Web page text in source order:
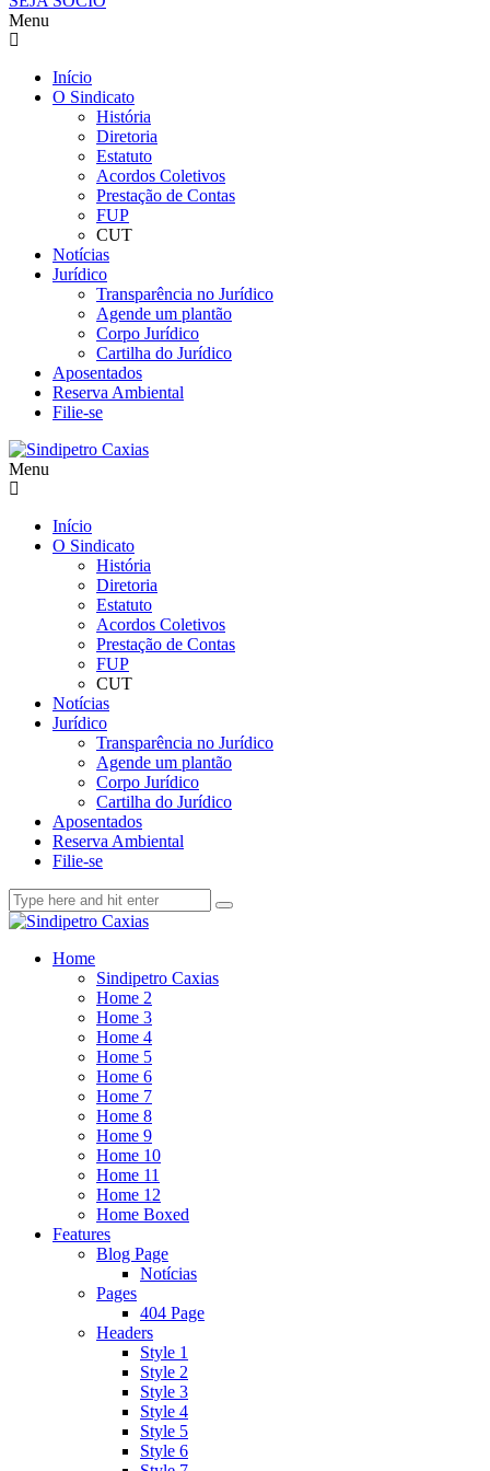
Menu
Início
O Sindicato
História
Diretoria
Estatuto
Acordos Coletivos
Prestação de Contas
FUP
CUT
Notícias
Jurídico
Transparência no Jurídico
Agende um plantão
Corpo Jurídico
Cartilha do Jurídico
Aposentados
Reserva Ambiental
Filie-se
Menu
Início
O Sindicato
História
Diretoria
Estatuto
Acordos Coletivos
Prestação de Contas
FUP
CUT
Notícias
Jurídico
Transparência no Jurídico
Agende um plantão
Corpo Jurídico
Cartilha do Jurídico
Aposentados
Reserva Ambiental
Filie-se
Home
Sindipetro Caxias
Home 2
Home 3
Home 4
Home 5
Home 6
Home 7
Home 8
Home 9
Home 10
Home 11
Home 12
Home Boxed
Features
Blog Page
Notícias
Pages
404 Page
Headers
Style 1
Style 2
Style 3
Style 4
Style 5
Style 6